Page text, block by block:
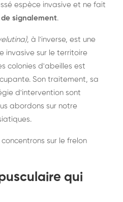
espèce invasive et ne fait
signalement.
, à l'inverse, est une
invasive sur le territoire
colonies d'abeilles est
Son traitement, sa
d'intervention sont
abordons sur notre
.
sur le frelon
qui